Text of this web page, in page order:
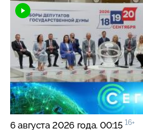
6 августа 2026 года. 00:15 16+